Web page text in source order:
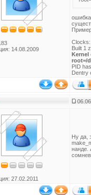
14.08.2009
Built 1
Kernel
root=/
PID
Dentry
27.02.2011
Ну да,
нанде.